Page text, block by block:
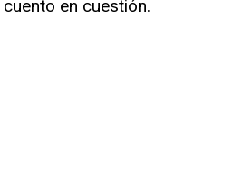
en cuestión.